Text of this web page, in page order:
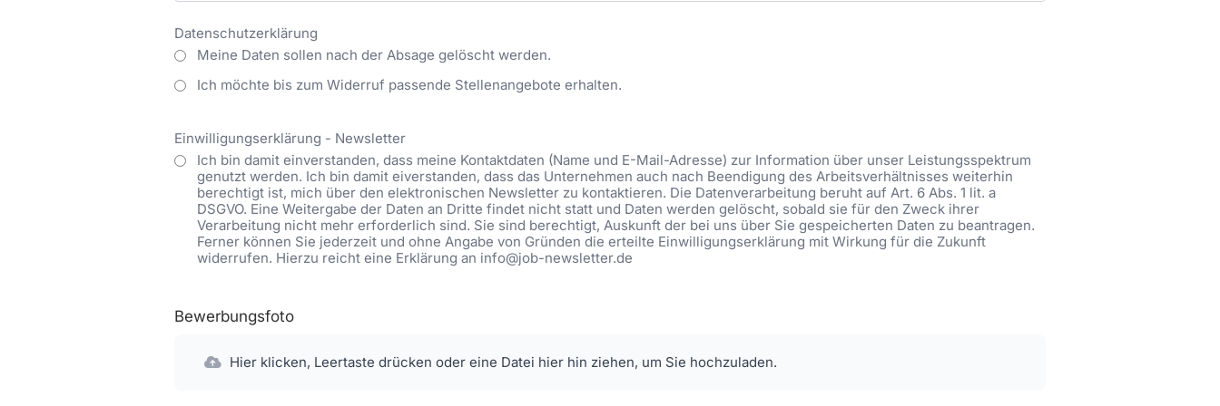
Datenschutzerklärung
Meine Daten sollen nach der Absage gelöscht werden.
Ich möchte bis zum Widerruf passende Stellenangebote erhalten.
Einwilligungserklärung - Newsletter
Ich bin damit einverstanden, dass meine Kontaktdaten (Name und E-Mail-Adresse) zur Information über unser Leistungsspektrum
genutzt werden. Ich bin damit eiverstanden, dass das Unternehmen auch nach Beendigung des Arbeitsverhältnisses weiterhin
berechtigt ist, mich über den elektronischen Newsletter zu kontaktieren. Die Datenverarbeitung beruht auf Art. 6 Abs. 1 lit. a
DSGVO. Eine Weitergabe der Daten an Dritte findet nicht statt und Daten werden gelöscht, sobald sie für den Zweck ihrer
Verarbeitung nicht mehr erforderlich sind. Sie sind berechtigt, Auskunft der bei uns über Sie gespeicherten Daten zu beantragen.
Ferner können Sie jederzeit und ohne Angabe von Gründen die erteilte Einwilligungserklärung mit Wirkung für die Zukunft
widerrufen. Hierzu reicht eine Erklärung an info@job-newsletter.de
Bewerbungsfoto
Hier klicken, Leertaste drücken oder eine Datei hier hin ziehen, um Sie hochzuladen.